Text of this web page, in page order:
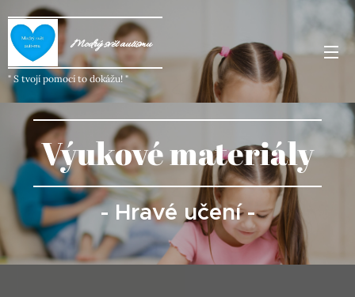
Modrý svět autismu
" S tvojí pomocí to dokážu! "
Výukové materiály
- Hravé učení -